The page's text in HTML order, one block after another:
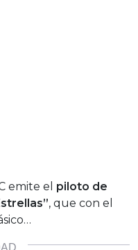
emite el piloto de
, que con el